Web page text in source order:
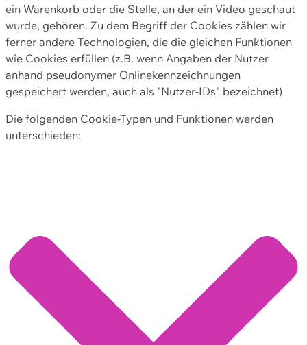
ein Warenkorb oder die Stelle, an der ein Video geschaut
wurde, gehören. Zu dem Begriff der Cookies zählen wir
ferner andere Technologien, die die gleichen Funktionen
wie Cookies erfüllen (z.B. wenn Angaben der Nutzer
anhand pseudonymer Onlinekennzeichnungen
gespeichert werden, auch als "Nutzer-IDs" bezeichnet)
Die folgenden Cookie-Typen und Funktionen werden
unterschieden: